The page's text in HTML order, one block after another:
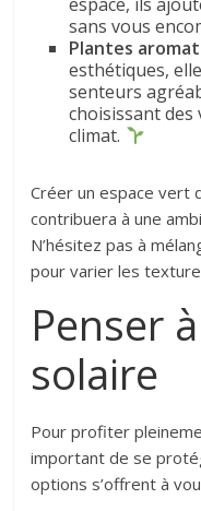
sans vous
Plantes
esthétiques,
senteurs
choisissant des
climat.
Créer un espace vert
contribuera à une
N’hésitez pas à
pour varier les
Penser
solaire
Pour profiter
important de se
options s’offrent à